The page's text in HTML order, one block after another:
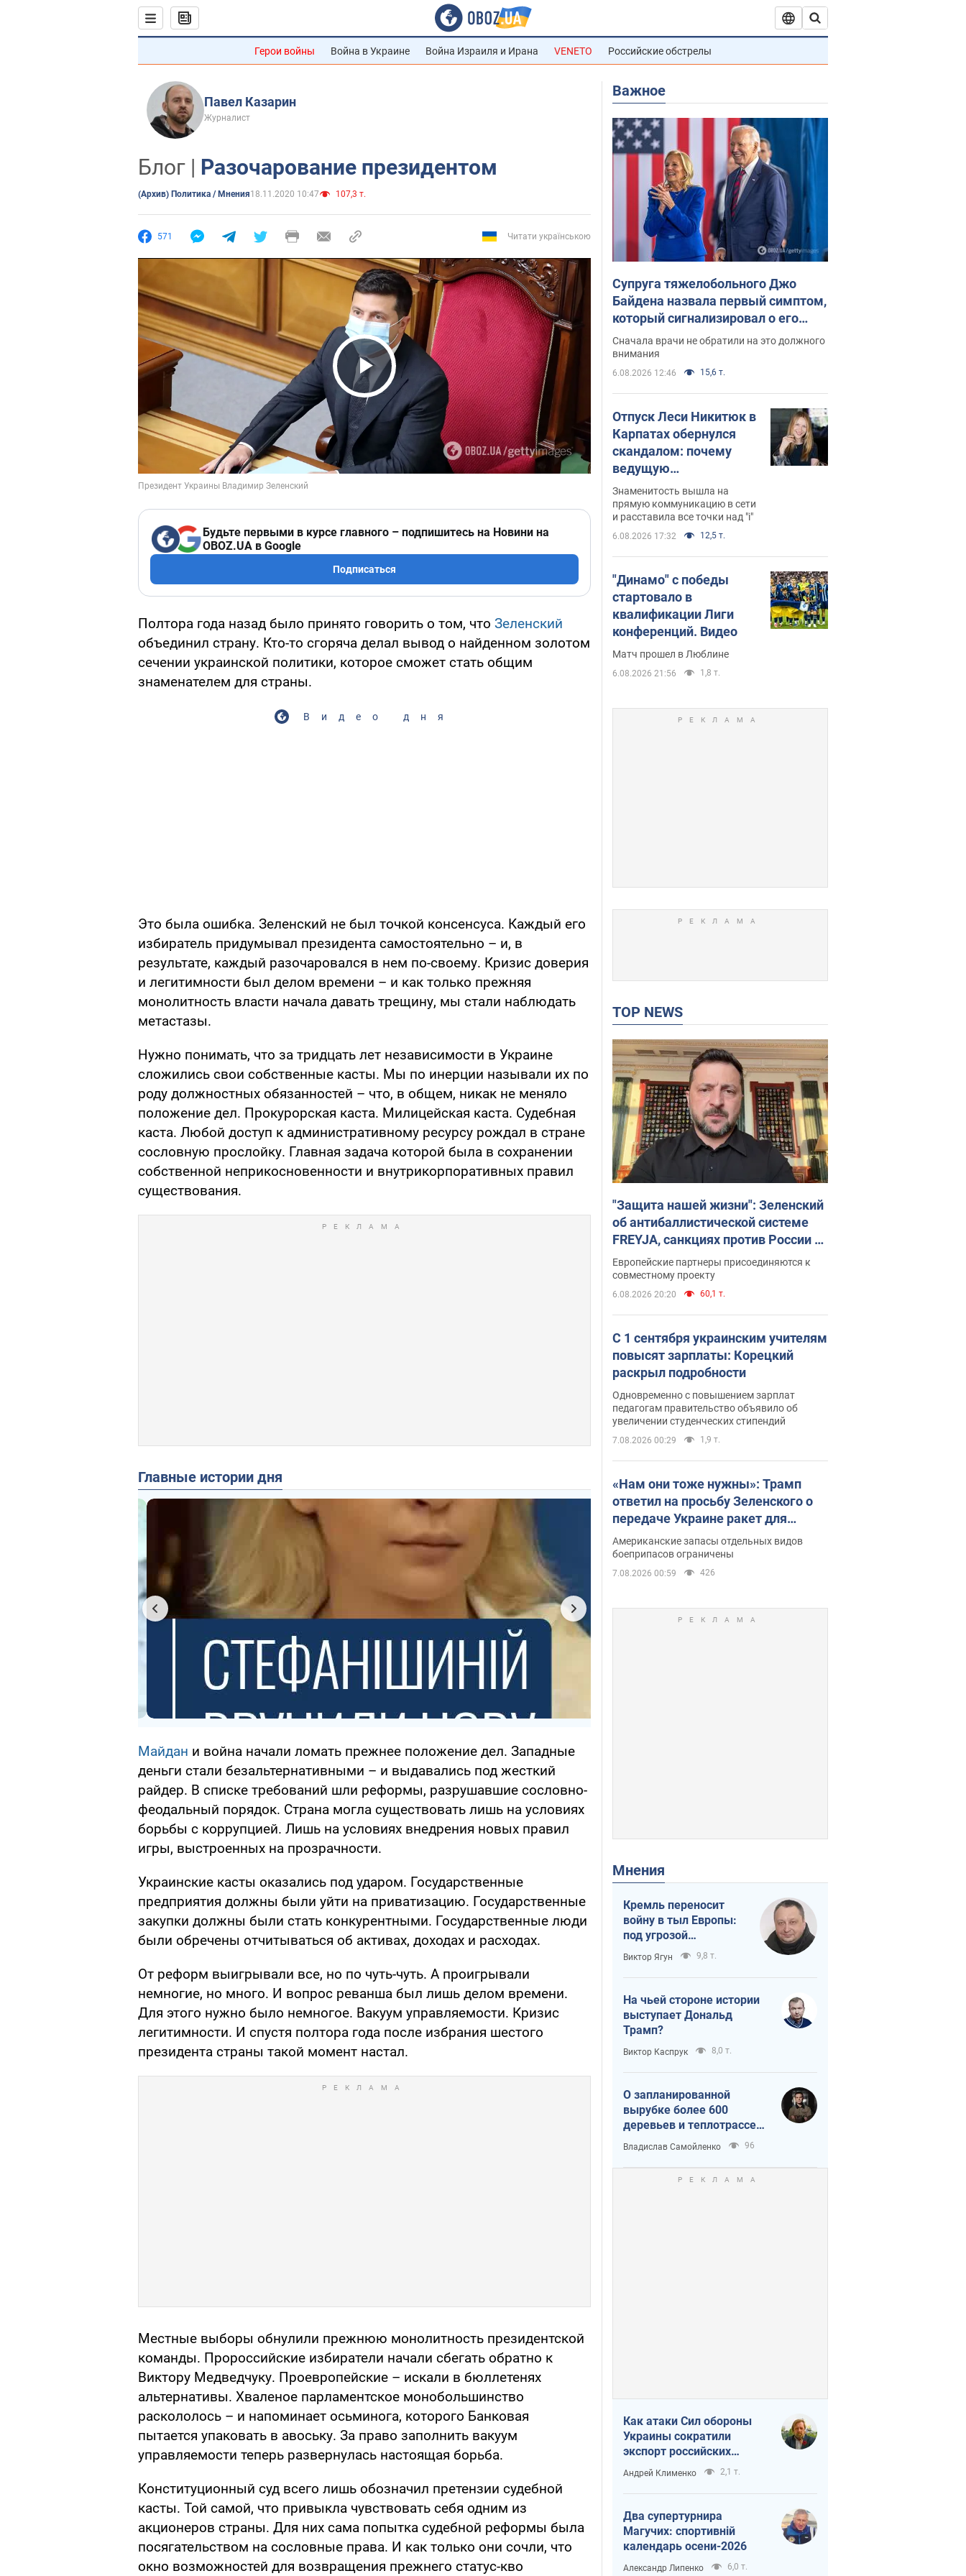
Герои войны Война в Украине Война Израиля и Ирана VENETO Российские обстрелы
Павел Казарин
Журналист
Блог | Разочарование президентом
(Архив) Политика / Мнения18.11.2020 10:47 107,3 т.
571 Читати українською
Play Video
Будьте первыми в курсе главного – подпишитесь на Новини на
OBOZ.UA в Google
Подписаться
Полтора года назад было принято говорить о том, что Зеленский
объединил страну. Кто-то сгоряча делал вывод о найденном золотом
сечении украинской политики, которое сможет стать общим
знаменателем для страны.
Видео дня
Это была ошибка. Зеленский не был точкой консенсуса. Каждый его
избиратель придумывал президента самостоятельно – и, в
результате, каждый разочаровался в нем по-своему. Кризис доверия
и легитимности был делом времени – и как только прежняя
монолитность власти начала давать трещину, мы стали наблюдать
метастазы.
Нужно понимать, что за тридцать лет независимости в Украине
сложились свои собственные касты. Мы по инерции называли их по
роду должностных обязанностей – что, в общем, никак не меняло
положение дел. Прокурорская каста. Милицейская каста. Судебная
каста. Любой доступ к административному ресурсу рождал в стране
сословную прослойку. Главная задача которой была в сохранении
собственной неприкосновенности и внутрикорпоративных правил
существования.
Главные истории дня
Майдан и война начали ломать прежнее положение дел. Западные
деньги стали безальтернативными – и выдавались под жесткий
райдер. В списке требований шли реформы, разрушавшие сословно-
феодальный порядок. Страна могла существовать лишь на условиях
борьбы с коррупцией. Лишь на условиях внедрения новых правил
игры, выстроенных на прозрачности.
Украинские касты оказались под ударом. Государственные
предприятия должны были уйти на приватизацию. Государственные
закупки должны были стать конкурентными. Государственные люди
были обречены отчитываться об активах, доходах и расходах.
От реформ выигрывали все, но по чуть-чуть. А проигрывали
немногие, но много. И вопрос реванша был лишь делом времени.
Для этого нужно было немногое. Вакуум управляемости. Кризис
легитимности. И спустя полтора года после избрания шестого
президента страны такой момент настал.
Местные выборы обнулили прежнюю монолитность президентской
команды. Пророссийские избиратели начали сбегать обратно к
Виктору Медведчуку. Проевропейские – искали в бюллетенях
альтернативы. Хваленое парламентское монобольшинство
раскололось – и напоминает осьминога, которого Банковая
пытается упаковать в авоську. За право заполнить вакуум
управляемости теперь развернулась настоящая борьба.
Конституционный суд всего лишь обозначил претензии судебной
касты. Той самой, что привыкла чувствовать себя одним из
акционеров страны. Для них сама попытка судебной реформы была
посягательством на сословные права. И как только они сочли, что
окно возможностей для возвращения прежнего статус-кво
Важное
Супруга тяжелобольного Джо
Байдена назвала первый симптом,
который сигнализировал о его
"агрессивном" раке
Сначала врачи не обратили на это должного
внимания
6.08.2026 12:46 15,6 т.
Отпуск Леси Никитюк в
Карпатах обернулся
скандалом: почему
ведущую
несправедливо
захейтили
Знаменитость вышла на
прямую коммуникацию в сети
и расставила все точки над "i"
6.08.2026 17:32 12,5 т.
"Динамо" с победы
стартовало в
квалификации Лиги
конференций. Видео
Матч прошел в Люблине
6.08.2026 21:56 1,8 т.
TOP NEWS
"Защита нашей жизни": Зеленский
об антибаллистической системе
FREYJA, санкциях против России и
поддержке аграриев. Видео
Европейские партнеры присоединяются к
совместному проекту
6.08.2026 20:20 60,1 т.
С 1 сентября украинским учителям
повысят зарплаты: Корецкий
раскрыл подробности
Одновременно с повышением зарплат
педагогам правительство объявило об
увеличении студенческих стипендий
7.08.2026 00:29 1,9 т.
«Нам они тоже нужны»: Трамп
ответил на просьбу Зеленского о
передаче Украине ракет для
Patriot
Американские запасы отдельных видов
боеприпасов ограничены
7.08.2026 00:59 426
Мнения
Кремль переносит
войну в тыл Европы:
под угрозой
критическая
логистика
Виктор Ягун 9,8 т.
На чьей стороне истории
выступает Дональд
Трамп?
Виктор Каспрук 8,0 т.
О запланированной
вырубке более 600
деревьев и теплотрассе:
что происходит на
Теремках в Киеве
Владислав Самойленко 96
Как атаки Сил обороны
Украины сократили
экспорт российских
нефтепродуктов
Андрей Клименко 2,1 т.
Два супертурнира
Магучих: спортивній
календарь осени-2026
Александр Липенко 6,0 т.